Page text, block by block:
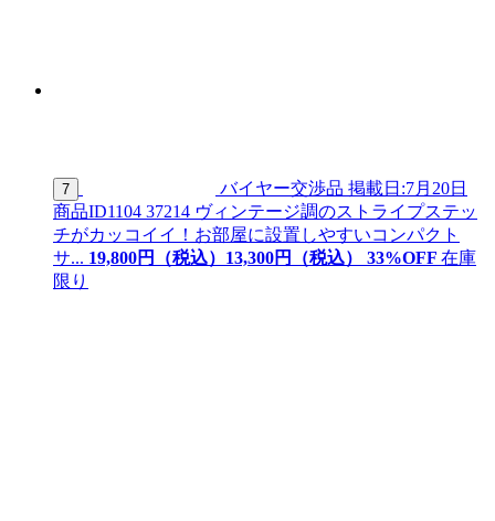
7 バイヤー交渉品 掲載日:7月20日
商品ID1104 37214 ヴィンテージ調のストライプステッ
チがカッコイイ！お部屋に設置しやすいコンパクト
サ... 19,800円（税込） 13,300円（税込） 33%OFF 在庫
限り